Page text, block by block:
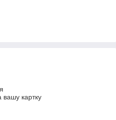
вашу картку